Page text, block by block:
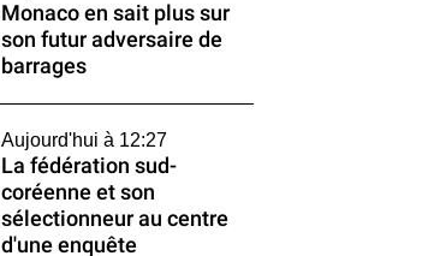
Monaco en sait plus sur
son futur adversaire de
barrages
Aujourd'hui à 12:27
La fédération sud-
coréenne et son
sélectionneur au centre
d'une enquête